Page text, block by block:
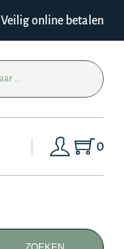
Veilig online betalen
0